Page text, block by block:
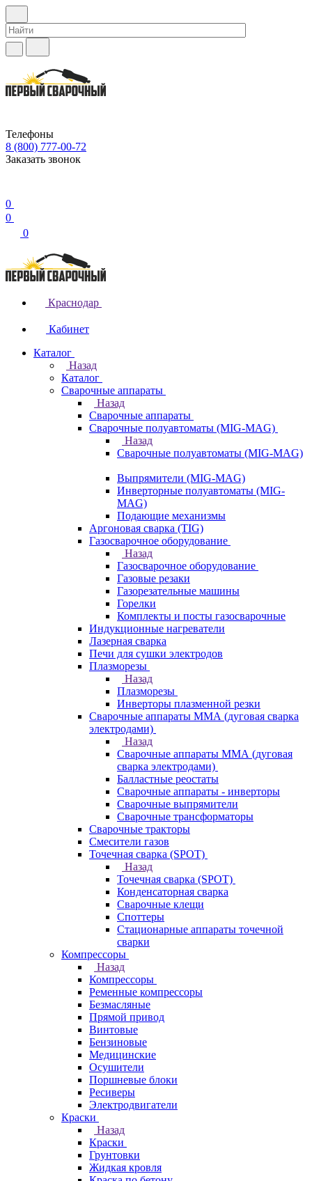
Телефоны
8 (800) 777-00-72
Заказать звонок
0
0
0
Краснодар
Кабинет
Каталог
Назад
Каталог
Сварочные аппараты
Назад
Сварочные аппараты
Сварочные полуавтоматы (MIG-MAG)
Назад
Сварочные полуавтоматы (MIG-MAG)
Выпрямители (MIG-MAG)
Инверторные полуавтоматы (MIG-
MAG)
Подающие механизмы
Аргоновая сварка (TIG)
Газосварочное оборудование
Назад
Газосварочное оборудование
Газовые резаки
Газорезательные машины
Горелки
Комплекты и посты газосварочные
Индукционные нагреватели
Лазерная сварка
Печи для сушки электродов
Плазморезы
Назад
Плазморезы
Инверторы плазменной резки
Сварочные аппараты ММА (дуговая сварка
электродами)
Назад
Сварочные аппараты ММА (дуговая
сварка электродами)
Балластные реостаты
Сварочные аппараты - инверторы
Сварочные выпрямители
Сварочные трансформаторы
Сварочные тракторы
Смесители газов
Точечная сварка (SPOT)
Назад
Точечная сварка (SPOT)
Конденсаторная сварка
Сварочные клещи
Споттеры
Стационарные аппараты точечной
сварки
Компрессоры
Назад
Компрессоры
Ременные компрессоры
Безмасляные
Прямой привод
Винтовые
Бензиновые
Медицинские
Осушители
Поршневые блоки
Ресиверы
Электродвигатели
Краски
Назад
Краски
Грунтовки
Жидкая кровля